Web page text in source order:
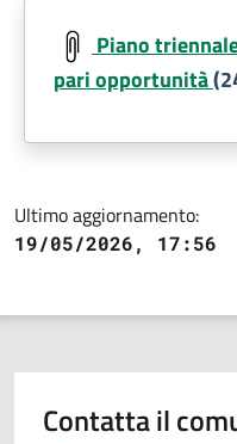
Document
Piano
pari opportunità
Ultimo aggiornamento:
19/05/2026, 17:56
Contatta il